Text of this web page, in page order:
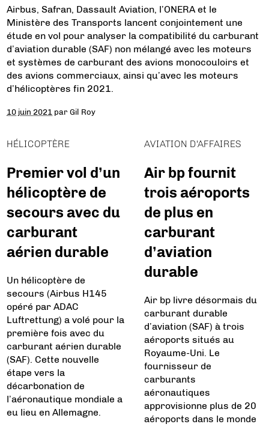
Airbus, Safran, Dassault Aviation, l’ONERA et le
Ministère des Transports lancent conjointement une
étude en vol pour analyser la compatibilité du carburant
d’aviation durable (SAF) non mélangé avec les moteurs
et systèmes de carburant des avions monocouloirs et
des avions commerciaux, ainsi qu’avec les moteurs
d’hélicoptères fin 2021.
10 juin 2021 parGil Roy
HÉLICOPTÈRE
Premier vol d’un
hélicoptère de
secours avec du
carburant
aérien durable
Un hélicoptère de
secours (Airbus H145
opéré par ADAC
Luftrettung) a volé pour la
première fois avec du
carburant aérien durable
(SAF). Cette nouvelle
étape vers la
décarbonation de
l’aéronautique mondiale a
eu lieu en Allemagne.
AVIATION D'AFFAIRES
Air bp fournit
trois aéroports
de plus en
carburant
d’aviation
durable
Air bp livre désormais du
carburant durable
d’aviation (SAF) à trois
aéroports situés au
Royaume-Uni. Le
fournisseur de
carburants
aéronautiques
approvisionne plus de 20
aéroports dans le monde